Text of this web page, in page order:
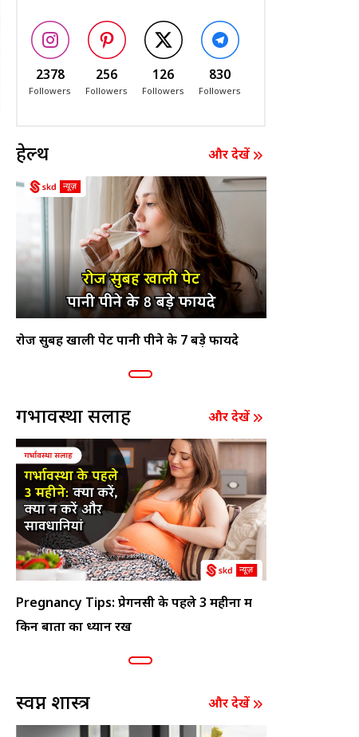
2378
Followers
256
Followers
126
Followers
830
Followers
हेल्थ और देखें
रोज सुबह खाली पेट पानी पीने के 7 बड़े फायदे
गर्भावस्था सलाह और देखें
Pregnancy Tips: प्रेगनेंसी के पहले 3 महीनों में
किन बातों का ध्यान रखें
स्वप्न शास्त्र और देखें